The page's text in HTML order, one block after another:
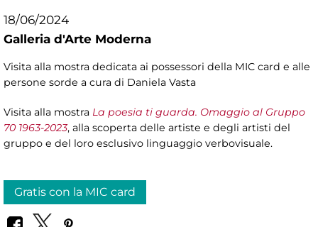
18/06/2024
Galleria d'Arte Moderna
Visita alla mostra dedicata ai possessori della MIC card e alle
persone sorde a cura di Daniela Vasta
Visita alla mostra La poesia ti guarda. Omaggio al Gruppo
70 1963-2023, alla scoperta delle artiste e degli artisti del
gruppo e del loro esclusivo linguaggio verbovisuale.
Gratis con la MIC card